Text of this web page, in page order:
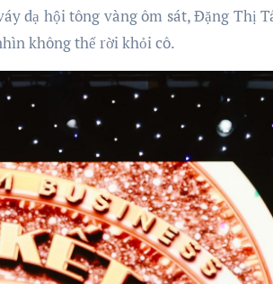
dạ hội tông vàng ôm sát, Đặng Thị
không thể rời khỏi cô.